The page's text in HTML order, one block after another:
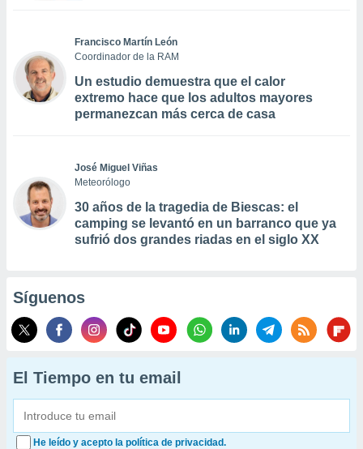
Francisco Martín León
Coordinador de la RAM
Un estudio demuestra que el calor
extremo hace que los adultos mayores
permanezcan más cerca de casa
José Miguel Viñas
Meteorólogo
30 años de la tragedia de Biescas: el
camping se levantó en un barranco que ya
sufrió dos grandes riadas en el siglo XX
Síguenos
El Tiempo en tu email
He leído y acepto la política de privacidad.